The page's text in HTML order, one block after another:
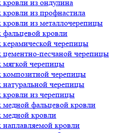
из ондулина
из профнастила
из металлочерепицы
кровли
черепицы
песчаной черепицы
черепицы
черепицы
черепицы
из черепицы
фальцевой кровли
кровли
кровли